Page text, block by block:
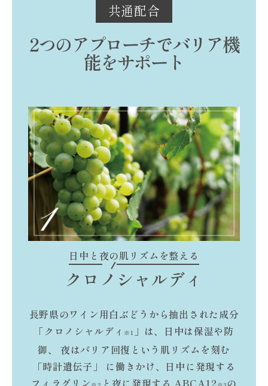
共通配合
2つのアプローチでバリア機
能をサポート
日中と夜の肌リズムを整える
クロノシャルディ
長野県のワイン用白ぶどうから抽出された成分
「クロノシャルディ ※1 」は、日中は保湿や防
御、
夜はバリア回復という肌リズムを刻む
「時計遺伝子」
に働きかけ、日中に発現する
フィラグリン
と夜に発現する ABCA12
の